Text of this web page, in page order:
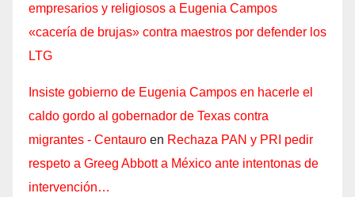
empresarios y religiosos a Eugenia Campos
«cacería de brujas» contra maestros por defender los
LTG
Insiste gobierno de Eugenia Campos en hacerle el
caldo gordo al gobernador de Texas contra
migrantes - Centauro en Rechaza PAN y PRI pedir
respeto a Greeg Abbott a México ante intentonas de
intervención…